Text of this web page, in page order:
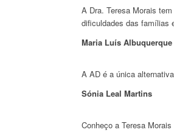
A Dra. Teresa Morais
dificuldades das famílias
Maria Luís Albuquerque
A AD é a única
Sónia Leal Martins
Conheço a Teresa